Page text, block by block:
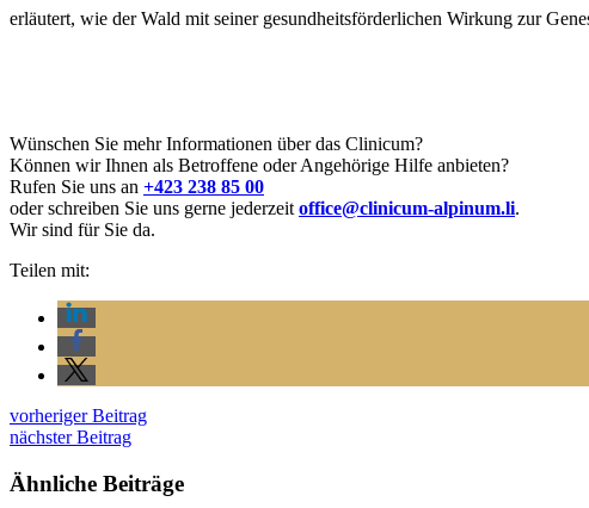
erläutert, wie der Wald mit seiner gesundheitsförderlichen Wirkung zur
Wünschen Sie mehr Informationen über das Clinicum?
Können wir Ihnen als Betroffene oder Angehörige Hilfe anbieten?
Rufen Sie uns an +423 238 85 00
oder schreiben Sie uns gerne jederzeit office@clinicum-alpinum.li.
Wir sind für Sie da.
Teilen mit:
vorheriger Beitrag
nächster Beitrag
Ähnliche Beiträge